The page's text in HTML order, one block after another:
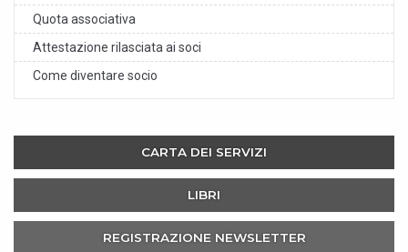
Quota associativa
Attestazione rilasciata ai soci
Come diventare socio
CARTA DEI SERVIZI
LIBRI
REGISTRAZIONE NEWSLETTER